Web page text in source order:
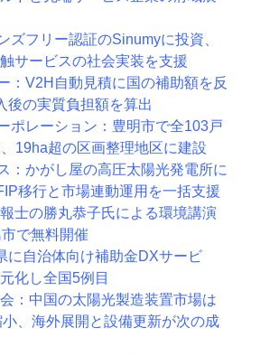
ズフリー認証のSinumyに投資、
サービスの社会実装を支援
：V2H自動見積に国の補助額を反
後の実質負担額を算出
ポレーション：豊明市で全103戸
19ha超の区画整理地区に建設
：かがし屋の高圧太陽光発電所に
移行と市場連動運用を一括支援
士の勝丸恭子氏による環境講演
で無料開催
に自治体向け補助金DXサービ
化し全国5例目
：中国の太陽光製造装置市場は
、海外展開と設備更新が次の成